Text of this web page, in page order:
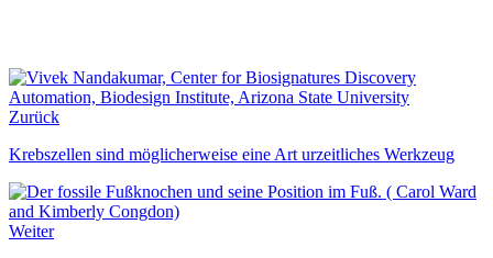
Zurück
Krebszellen sind möglicherweise eine Art urzeitliches Werkzeug
Weiter